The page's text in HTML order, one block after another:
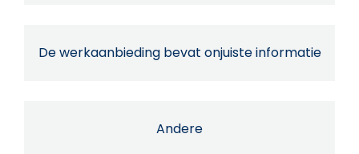
De werkaanbieding bevat onjuiste informatie
Andere